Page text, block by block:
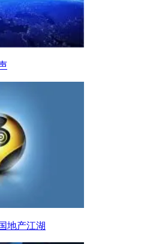
地产江湖